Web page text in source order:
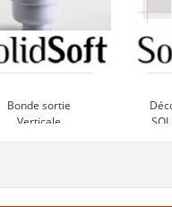
Bonde sortie
Verticale
30 €